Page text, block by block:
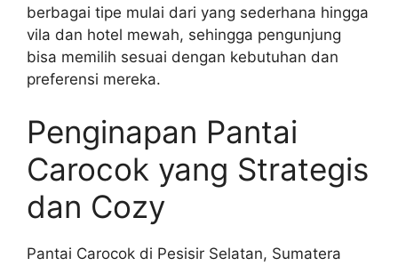
berbagai tipe mulai dari yang sederhana hingga
vila dan hotel mewah, sehingga pengunjung
bisa memilih sesuai dengan kebutuhan dan
preferensi mereka.
Penginapan Pantai
Carocok yang Strategis
dan Cozy
Pantai Carocok di Pesisir Selatan, Sumatera